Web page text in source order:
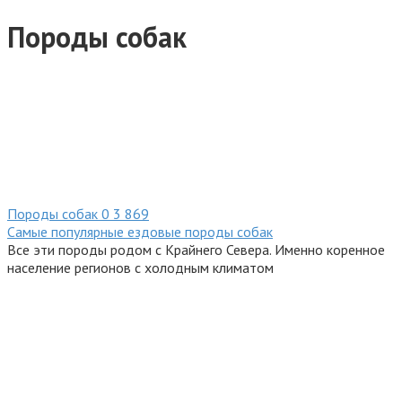
Породы собак
Породы собак 0 3 869
Самые популярные ездовые породы собак
Все эти породы родом с Крайнего Севера. Именно коренное
население регионов с холодным климатом